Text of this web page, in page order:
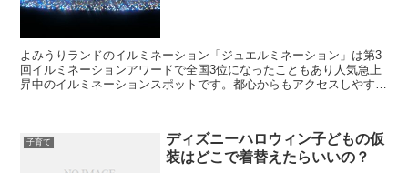
よみうりランドのイルミネーション「ジュエルミネーション」は第3
回イルミネーションアワードで全国3位になったこともあり人気急上
昇中のイルミネーションスポットです。都心からもアクセスしやすい
子育て
ディズニーハロウィン子どもの仮
装はどこで着替えたらいいの？